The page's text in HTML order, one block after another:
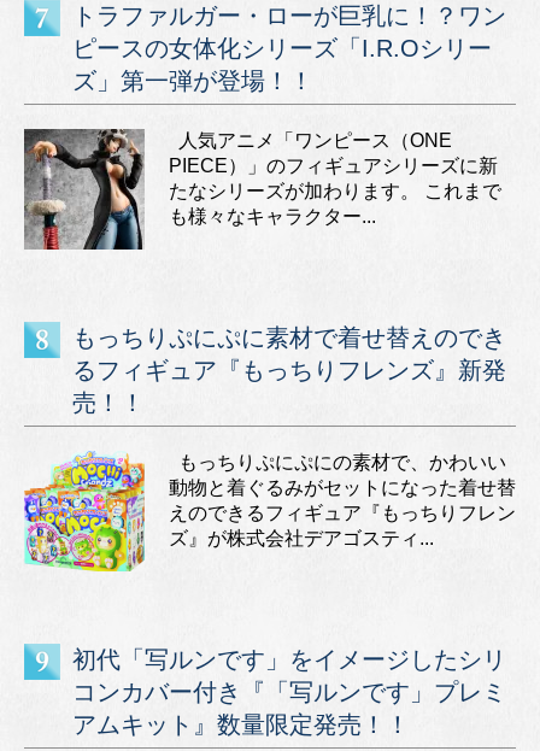
トラファルガー・ローが巨乳に！？ワン
ピースの女体化シリーズ「I.R.Oシリー
ズ」第一弾が登場！！
人気アニメ「ワンピース（ONE
PIECE）」のフィギュアシリーズに新
たなシリーズが加わります。 これまで
も様々なキャラクター...
もっちりぷにぷに素材で着せ替えのでき
るフィギュア『もっちりフレンズ』新発
売！！
もっちりぷにぷにの素材で、かわいい
動物と着ぐるみがセットになった着せ替
えのできるフィギュア『もっちりフレン
ズ』が株式会社デアゴスティ...
初代「写ルンです」をイメージしたシリ
コンカバー付き『「写ルンです」プレミ
アムキット』数量限定発売！！